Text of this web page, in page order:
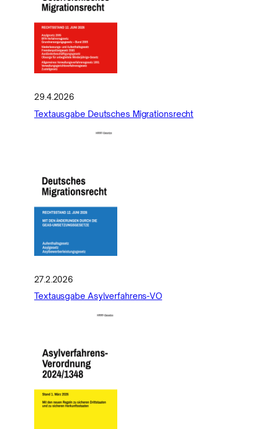
29.4.2026
Textausgabe Deutsches Migrationsrecht
27.2.2026
Textausgabe Asylverfahrens-VO